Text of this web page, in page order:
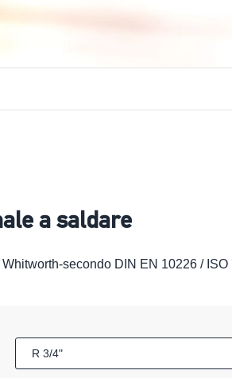
a saldare
secondo DIN EN 10226 / ISO